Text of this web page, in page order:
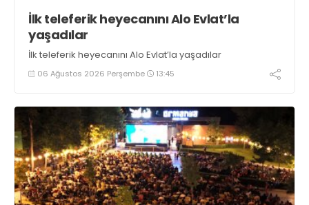
İlk teleferik heyecanını Alo Evlat’la
yaşadılar
İlk teleferik heyecanını Alo Evlat’la yaşadılar
06 Ağustos 2026 Perşembe 13:45